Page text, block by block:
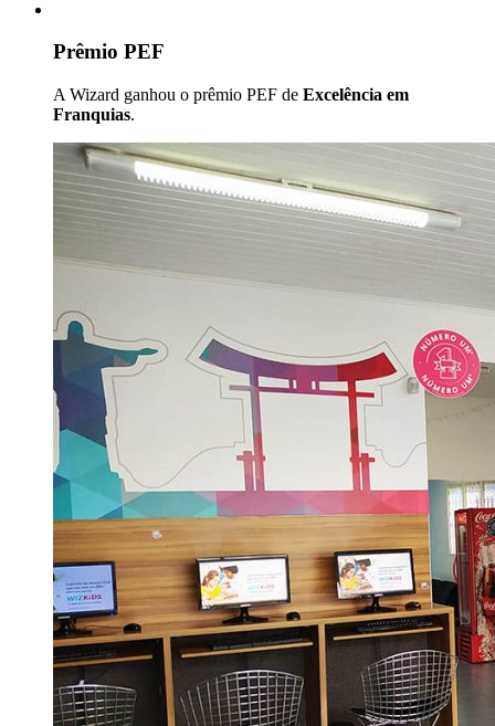
Prêmio PEF
A Wizard ganhou o prêmio PEF de Excelência em
Franquias.